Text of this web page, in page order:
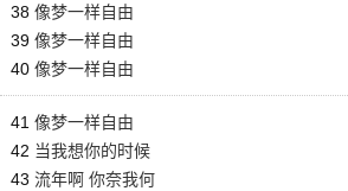
38 像梦一样自由
39 像梦一样自由
40 像梦一样自由
41 像梦一样自由
42 当我想你的时候
43 流年啊 你奈我何